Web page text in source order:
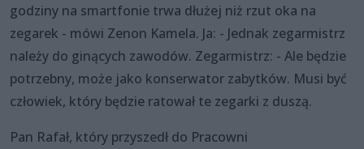
godziny na smartfonie trwa dłużej niż rzut oka na
zegarek - mówi Zenon Kamela. Ja: - Jednak zegarmistrz
należy do ginących zawodów. Zegarmistrz: - Ale będzie
potrzebny, może jako konserwator zabytków. Musi być
człowiek, który będzie ratował te zegarki z duszą.
Pan Rafał, który przyszedł do Pracowni